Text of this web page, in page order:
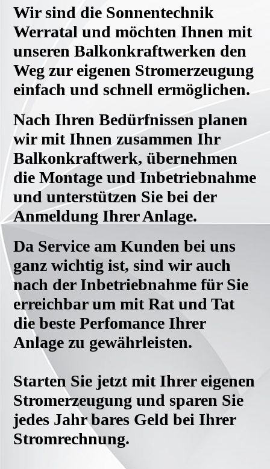
Wir sind die Sonnentechnik
Werratal und möchten Ihnen mit
unseren Balkonkraftwerken den
Weg zur eigenen Stromerzeugung
einfach und schnell ermöglichen.
Nach Ihren Bedürfnissen planen
wir mit Ihnen zusammen Ihr
Balkonkraftwerk, übernehmen
die Montage und Inbetriebnahme
und unterstützen Sie bei der
Anmeldung Ihrer Anlage.
Da Service am Kunden bei uns
ganz wichtig ist, sind wir auch
nach der Inbetriebnahme für Sie
erreichbar um mit Rat und Tat
die beste Perfomance Ihrer
Anlage zu gewährleisten.
Starten Sie jetzt mit Ihrer eigenen
Stromerzeugung und sparen Sie
jedes Jahr bares Geld bei Ihrer
Stromrechnung.